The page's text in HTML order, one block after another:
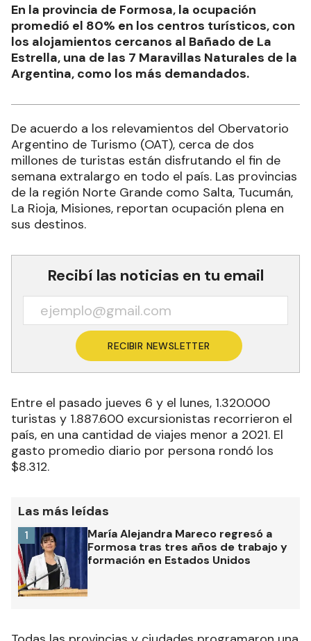
En la provincia de Formosa, la ocupación
promedió el 80% en los centros turísticos, con
los alojamientos cercanos al Bañado de La
Estrella, una de las 7 Maravillas Naturales de la
Argentina, como los más demandados.
De acuerdo a los relevamientos del Obervatorio
Argentino de Turismo (OAT), cerca de dos
millones de turistas están disfrutando el fin de
semana extralargo en todo el país. Las provincias
de la región Norte Grande como Salta, Tucumán,
La Rioja, Misiones, reportan ocupación plena en
sus destinos.
Recibí las noticias en tu email
RECIBIR NEWSLETTER
Entre el pasado jueves 6 y el lunes, 1.320.000
turistas y 1.887.600 excursionistas recorrieron el
país, en una cantidad de viajes menor a 2021. El
gasto promedio diario por persona rondó los
$8.312.
Las más leídas
María Alejandra Mareco regresó a
Formosa tras tres años de trabajo y
formación en Estados Unidos
1